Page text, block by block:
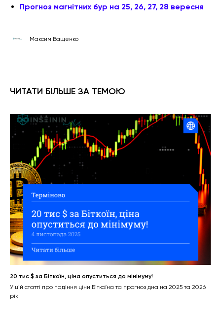
Прогноз магнітних бур на 25, 26, 27, 28 вересня
Максим Ващенко
ЧИТАТИ БІЛЬШЕ ЗА ТЕМОЮ
20 тис $ за Біткоїн, ціна опуститься до мінімуму!
У цій статті про падіння ціни Біткоїна та прогноз дна на 2025 та 2026
рік